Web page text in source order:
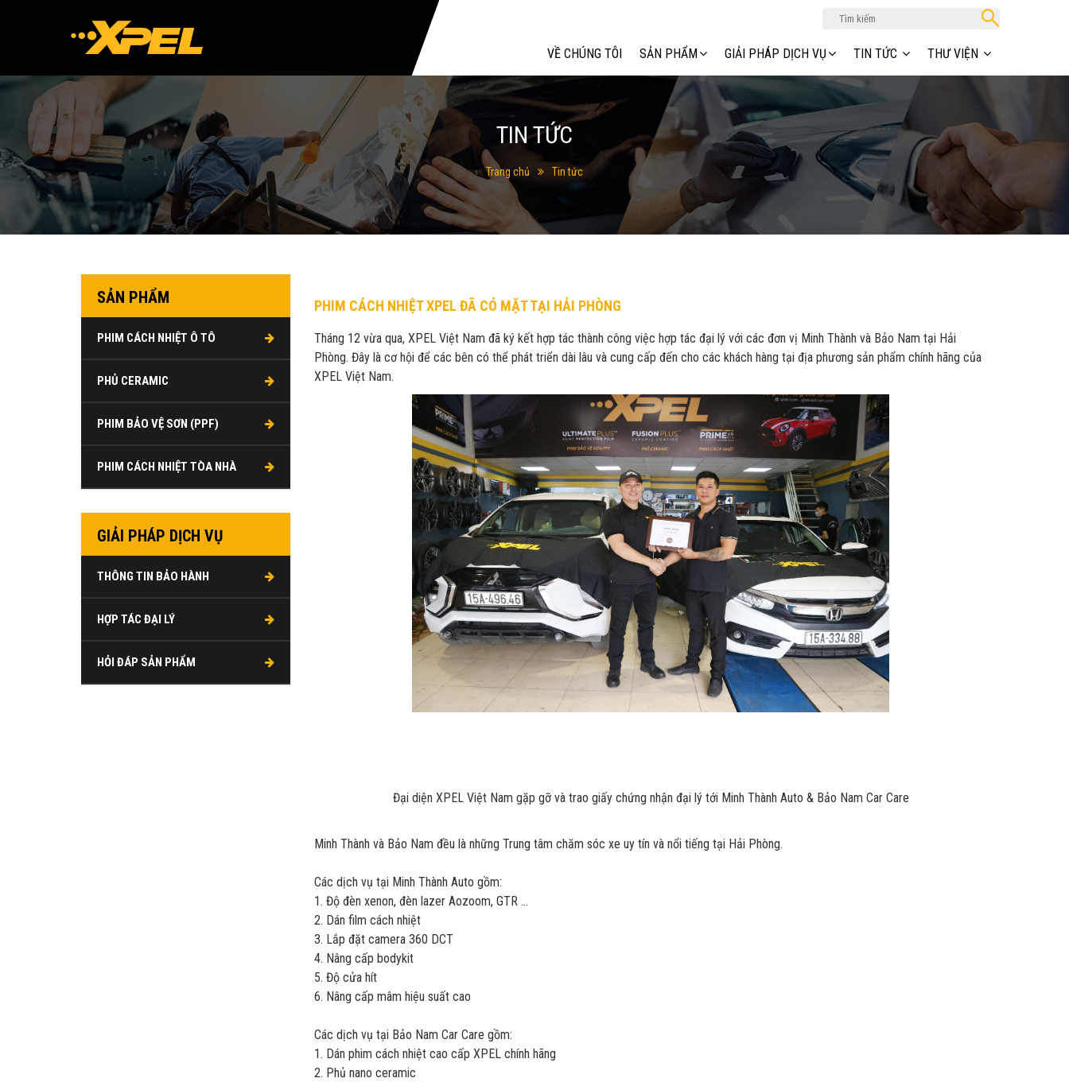
VỀ CHÚNG TÔI SẢN PHẨM GIẢI PHÁP DỊCH VỤ TIN TỨC THƯ VIỆN
TIN TỨC
Trang chủ Tin tức
PHIM CÁCH NHIỆT XPEL ĐÃ CÓ MẶT TẠI HẢI PHÒNG
Tháng 12 vừa qua, XPEL Việt Nam đã ký kết hợp tác thành công việc hợp tác đại lý với các đơn vị Minh Thành và Bảo Nam tại Hải
Phòng. Đây là cơ hội để các bên có thể phát triển dài lâu và cung cấp đến cho các khách hàng tại địa phương sản phẩm chính hãng của
XPEL Việt Nam.
Đại diện XPEL Việt Nam gặp gỡ và trao giấy chứng nhận đại lý tới Minh Thành Auto & Bảo Nam Car Care
Minh Thành và Bảo Nam đều là những Trung tâm chăm sóc xe uy tín và nổi tiếng tại Hải Phòng.
Các dịch vụ tại Minh Thành Auto gồm:
1. Độ đèn xenon, đèn lazer Aozoom, GTR ...
2. Dán film cách nhiệt
3. Lắp đặt camera 360 DCT
4. Nâng cấp bodykit
5. Độ cửa hít
6. Nâng cấp mâm hiệu suất cao
Các dịch vụ tại Bảo Nam Car Care gồm:
1. Dán phim cách nhiệt cao cấp XPEL chính hãng
2. Phủ nano ceramic
SẢN PHẨM
PHIM CÁCH NHIỆT Ô TÔ
PHỦ CERAMIC
PHIM BẢO VỆ SƠN (PPF)
PHIM CÁCH NHIỆT TÒA NHÀ
GIẢI PHÁP DỊCH VỤ
THÔNG TIN BẢO HÀNH
HỢP TÁC ĐẠI LÝ
HỎI ĐÁP SẢN PHẨM